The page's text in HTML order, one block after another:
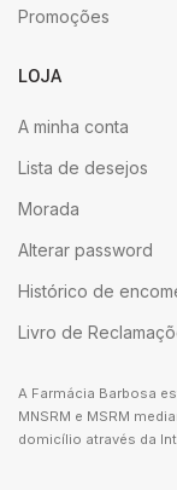
Promoções
LOJA
A minha conta
Lista de desejos
Morada
Alterar password
Histórico de
Livro de
A Farmácia Barbosa
MNSRM e MSRM
domicílio através da